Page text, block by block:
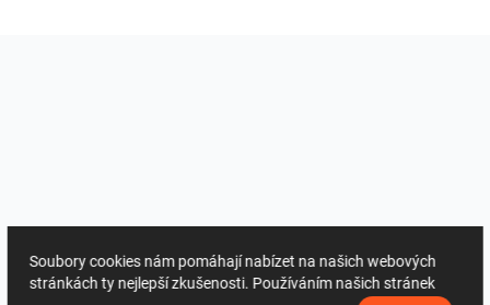
Soubory cookies nám pomáhají nabízet na našich webových
stránkách ty nejlepší zkušenosti. Používáním našich stránek